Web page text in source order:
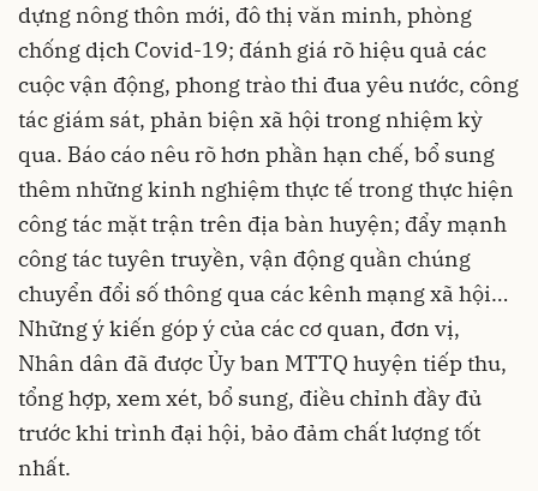
dựng nông thôn mới, đô thị văn minh, phòng
chống dịch Covid-19; đánh giá rõ hiệu quả các
cuộc vận động, phong trào thi đua yêu nước, công
tác giám sát, phản biện xã hội trong nhiệm kỳ
qua. Báo cáo nêu rõ hơn phần hạn chế, bổ sung
thêm những kinh nghiệm thực tế trong thực hiện
công tác mặt trận trên địa bàn huyện; đẩy mạnh
công tác tuyên truyền, vận động quần chúng
chuyển đổi số thông qua các kênh mạng xã hội…
Những ý kiến góp ý của các cơ quan, đơn vị,
Nhân dân đã được Ủy ban MTTQ huyện tiếp thu,
tổng hợp, xem xét, bổ sung, điều chỉnh đầy đủ
trước khi trình đại hội, bảo đảm chất lượng tốt
nhất.